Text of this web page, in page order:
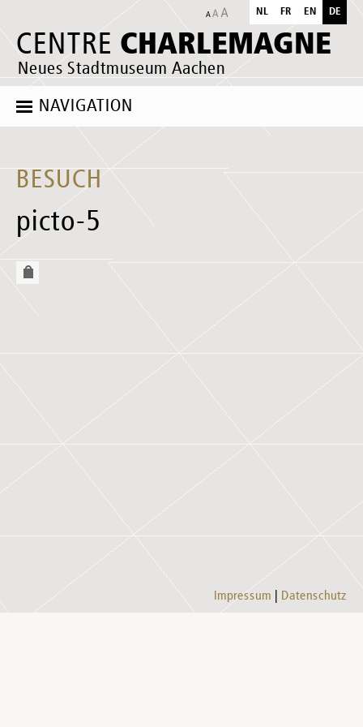
CENTRE CHARLEMAGNE
Neues Stadtmuseum Aachen
NL FR EN DE
NAVIGATION
BESUCH
picto-5
Impressum Datenschutz